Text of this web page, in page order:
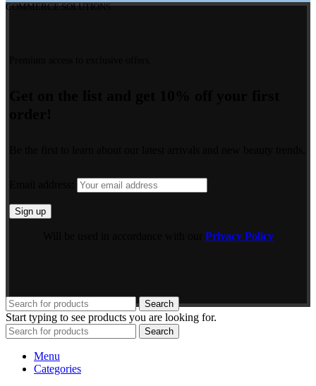
COMMERCE SOLUTIONS.
Privacy Policy
Search
Start typing to see products you are looking for.
Search
Menu
Categories